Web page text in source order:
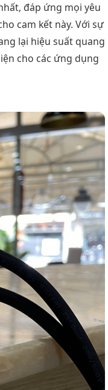
đáp ứng mọi yêu
cam kết này. Với sự
lại hiệu suất quang
cho các ứng dụng